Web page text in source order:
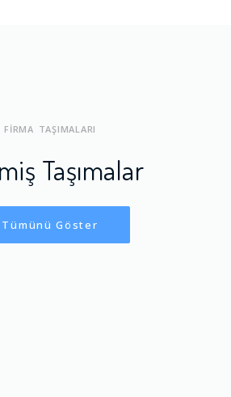
FİRMA TAŞIMALARI
Taşımalar
Tümünü Göster